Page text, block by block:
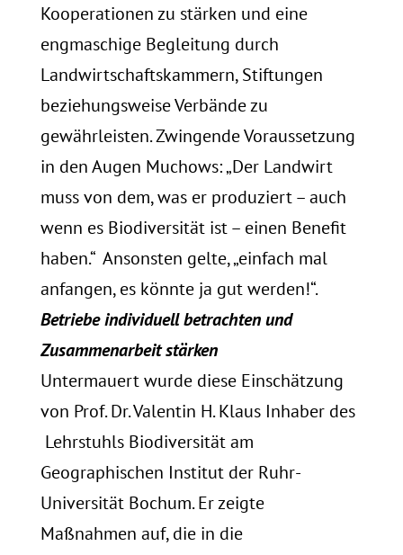
Kooperationen zu stärken und eine
engmaschige Begleitung durch
Landwirtschaftskammern, Stiftungen
beziehungsweise Verbände zu
gewährleisten. Zwingende Voraussetzung
in den Augen Muchows: „Der Landwirt
muss von dem, was er produziert – auch
wenn es Biodiversität ist – einen Benefit
haben.“ Ansonsten gelte, „einfach mal
anfangen, es könnte ja gut werden!“.
Betriebe individuell betrachten und
Zusammenarbeit stärken
Untermauert wurde diese Einschätzung
von Prof. Dr. Valentin H. Klaus Inhaber des
Lehrstuhls Biodiversität am
Geographischen Institut der Ruhr-
Universität Bochum. Er zeigte
Maßnahmen auf, die in die